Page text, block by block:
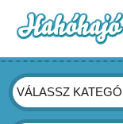
VÁLASSZ